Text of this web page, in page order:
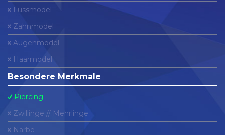
Fussmodel
Zahnmodel
Augenmodel
Haarmodel
Besondere Merkmale
Piercing
Zwillinge // Mehrlinge
Narbe